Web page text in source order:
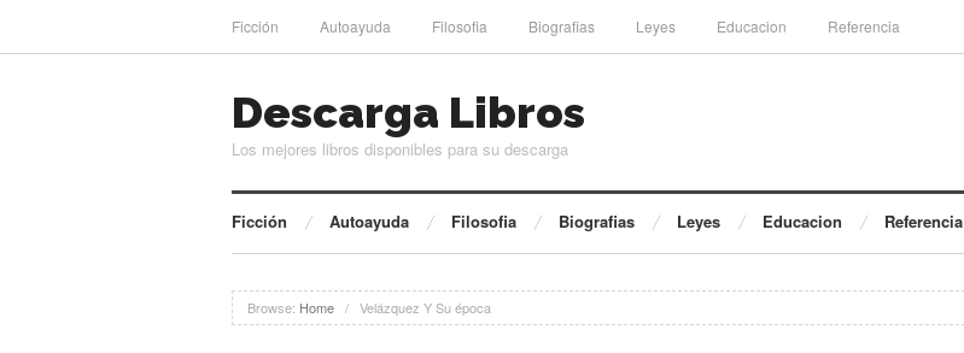
Ficción Autoayuda Filosofia Biografias Leyes Educacion Referencia
Descarga Libros
Los mejores libros disponibles para su descarga
Ficción Autoayuda Filosofia Biografias Leyes Educacion Referencia
Browse: Home / Velázquez Y Su época